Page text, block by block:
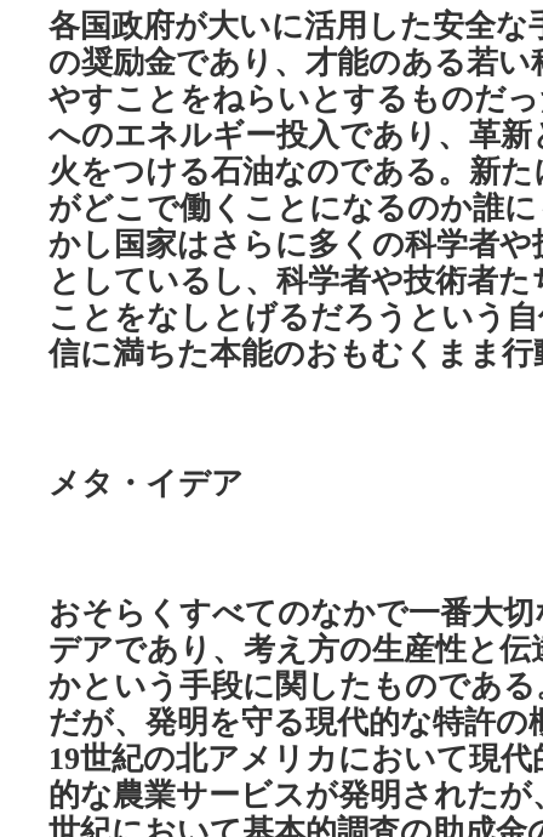
各国政府が大いに活用した安全
の奨励金であり、才能のある若
やすことをねらいとするものだ
へのエネルギー投入であり、革
火をつける石油なのである。新
がどこで働くことになるのか誰
かし国家はさらに多くの科学者
としているし、科学者や技術者
ことをなしとげるだろうという
信に満ちた本能のおもむくまま
メタ・イデア
おそらくすべてのなかで一番大
デアであり、考え方の生産性と
かという手段に関したものであ
だが、発明を守る現代的な特許
19世紀の北アメリカにおいて現
的な農業サービスが発明された